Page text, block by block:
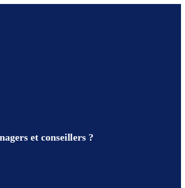
et conseillers ?